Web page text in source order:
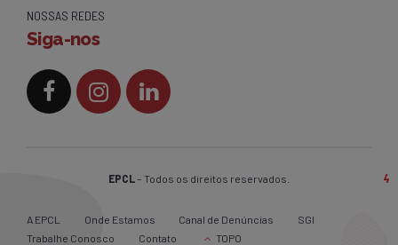
NOSSAS REDES
Siga-nos
EPCL– Todos os direitos reservados.
A EPCL Onde Estamos Canal de Denúncias
SGI
Trabalhe Conosco
Contato TOPO